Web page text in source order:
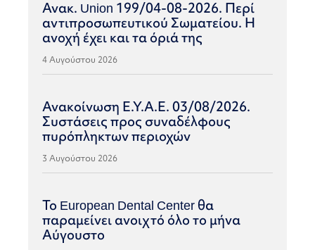
Ανακ. Union 199/04-08-2026. Περί
αντιπροσωπευτικού Σωματείου. Η
ανοχή έχει και τα όριά της
4 Αυγούστου 2026
Ανακοίνωση Ε.Υ.Α.Ε. 03/08/2026.
Συστάσεις προς συναδέλφους
πυρόπληκτων περιοχών
3 Αυγούστου 2026
Το European Dental Center θα
παραμείνει ανοιχτό όλο το μήνα
Αύγουστο